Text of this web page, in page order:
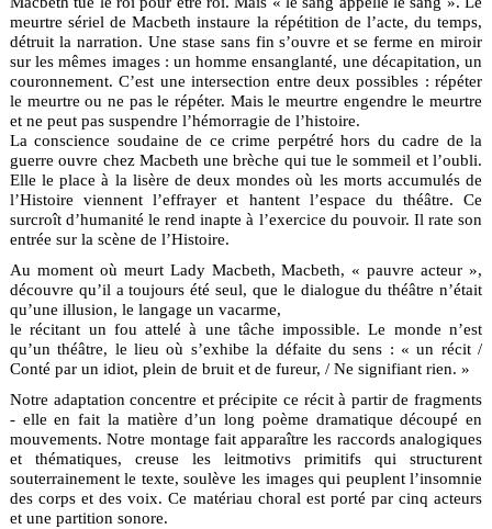
meurtre sériel de Macbeth instaure la répétition de l’acte, du temps,
détruit la narration. Une stase sans fin s’ouvre et se ferme en miroir
sur les mêmes images : un homme ensanglanté, une décapitation, un
couronnement. C’est une intersection entre deux possibles : répéter
le meurtre ou ne pas le répéter. Mais le meurtre engendre le meurtre
et ne peut pas suspendre l’hémorragie de l’histoire.
La conscience soudaine de ce crime perpétré hors du cadre de la
guerre ouvre chez Macbeth une brèche qui tue le sommeil et l’oubli.
Elle le place à la lisère de deux mondes où les morts accumulés de
l’Histoire viennent l’effrayer et hantent l’espace du théâtre. Ce
surcroît d’humanité le rend inapte à l’exercice du pouvoir. Il rate son
entrée sur la scène de l’Histoire.
Au moment où meurt Lady Macbeth, Macbeth, « pauvre acteur »,
découvre qu’il a toujours été seul, que le dialogue du théâtre n’était
qu’une illusion, le langage un vacarme,
le récitant un fou attelé à une tâche impossible. Le monde n’est
qu’un théâtre, le lieu où s’exhibe la défaite du sens : « un récit /
Conté par un idiot, plein de bruit et de fureur, / Ne signifiant rien. »
Notre adaptation concentre et précipite ce récit à partir de fragments
- elle en fait la matière d’un long poème dramatique découpé en
mouvements. Notre montage fait apparaître les raccords analogiques
et thématiques, creuse les leitmotivs primitifs qui structurent
souterrainement le texte, soulève les images qui peuplent l’insomnie
des corps et des voix. Ce matériau choral est porté par cinq acteurs
et une partition sonore.